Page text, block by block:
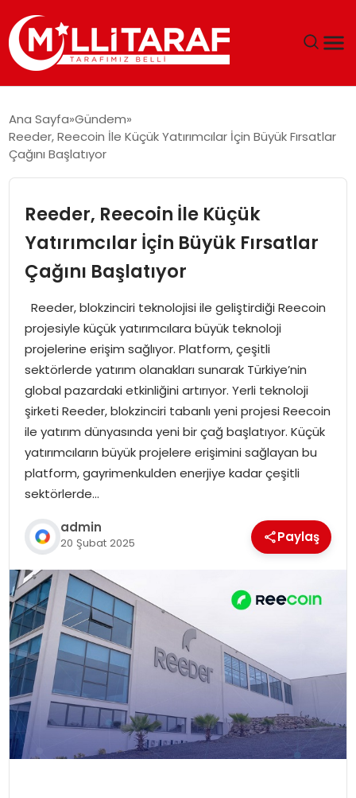
ÖZEL SAYFALAR
SPOR
SIYASET
MAGAZIN
Ana Sayfa Gündem
Reeder, Reecoin İle Küçük Yatırımcılar İçin Büyük Fırsatlar
Çağını Başlatıyor
Reeder, Reecoin İle Küçük
Yatırımcılar İçin Büyük Fırsatlar
Çağını Başlatıyor
Reeder, blokzinciri teknolojisi ile geliştirdiği Reecoin
projesiyle küçük yatırımcılara büyük teknoloji
projelerine erişim sağlıyor. Platform, çeşitli
sektörlerde yatırım olanakları sunarak Türkiye’nin
global pazardaki etkinliğini artırıyor. Yerli teknoloji
şirketi Reeder, blokzinciri tabanlı yeni projesi Reecoin
ile yatırım dünyasında yeni bir çağ başlatıyor. Küçük
yatırımcıların büyük projelere erişimini sağlayan bu
platform, gayrimenkulden enerjiye kadar çeşitli
sektörlerde…
admin
20 Şubat 2025 Paylaş